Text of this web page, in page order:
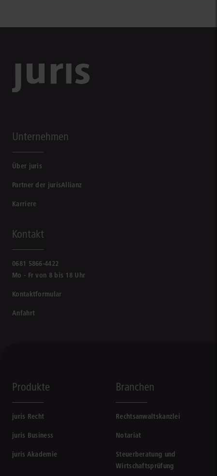
Unternehmen
Über juris
Partner der jurisAllianz
Karriere
Kontakt
0681 5866-4422
Mo - Fr von 8 bis 18 Uhr
Kontaktformular
Anfahrt
Produkte
juris Recht
juris Business
juris Akademie
Branchen
Rechtsanwaltskanzlei
Notariat
Steuerberatung und
Wirtschaftsprüfung